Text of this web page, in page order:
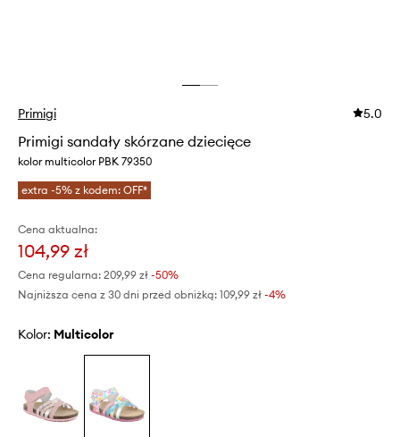
Primigi 5.0
Primigi sandały skórzane dziecięce
kolor multicolor PBK 79350
extra -5% z kodem: OFF*
Cena aktualna:
104,99 zł
Cena regularna: 209,99 zł -50%
Najniższa cena z 30 dni przed obniżką: 109,99 zł -4%
Kolor: multicolor